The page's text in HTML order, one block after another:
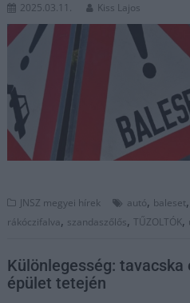
2025.03.11. Kiss Lajos
JNSZ megyei hírek autó, baleset,
rákóczifalva, szandaszőlős,TŰZOLTÓK,
Különlegesség: tavacska
épület tetején